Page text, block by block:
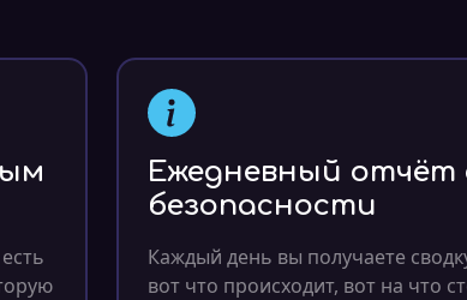
Ежедневный отчёт
безопасности
Каждый день вы получаете
вот что происходит, вот на что